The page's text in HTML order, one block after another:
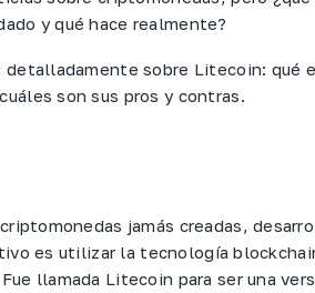
y qué hace realmente?
sobre Litecoin: qué
son sus pros y contras.
jamás creadas,
es utilizar la tecnología
llamada Litecoin para ser una